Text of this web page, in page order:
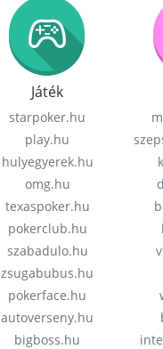
Játék
starpoker.hu
play.hu
hulyegyerek.hu
omg.hu
texaspoker.hu
pokerclub.hu
szabadulo.hu
zsugabubus.hu
pokerface.hu
autoverseny.hu
bigboss.hu